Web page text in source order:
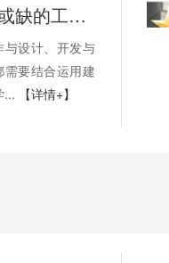
中高端办公家具不可或缺的工艺技术标准
设计、开发与
要结合运用建
...
【详情+】